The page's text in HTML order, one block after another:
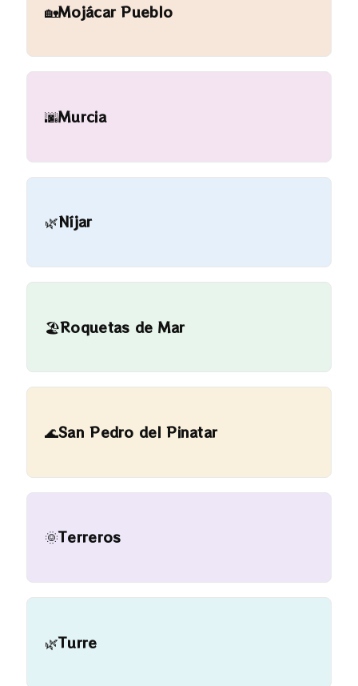
🏡Mojácar Pueblo
🌆Murcia
🌿Níjar
🏖️Roquetas de Mar
🌊San Pedro del Pinatar
🌞Terreros
🌿Turre